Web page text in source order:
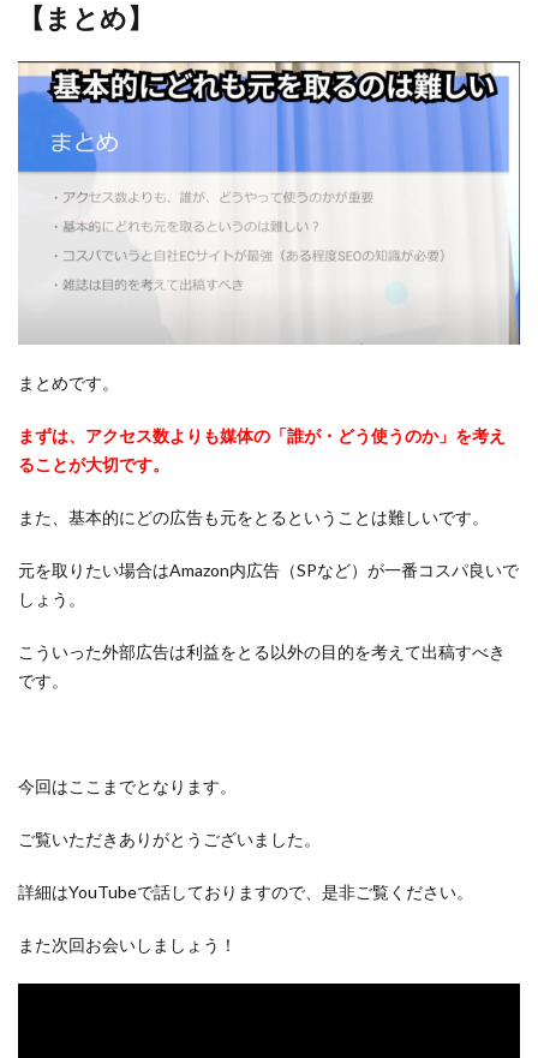
【まとめ】
まとめです。
まずは、アクセス数よりも媒体の「誰が・どう使うのか」を考え
ることが大切です。
また、基本的にどの広告も元をとるということは難しいです。
元を取りたい場合はAmazon内広告（SPなど）が一番コスパ良いで
しょう。
こういった外部広告は利益をとる以外の目的を考えて出稿すべき
です。
今回はここまでとなります。
ご覧いただきありがとうございました。
詳細はYouTubeで話しておりますので、是非ご覧ください。
また次回お会いしましょう！